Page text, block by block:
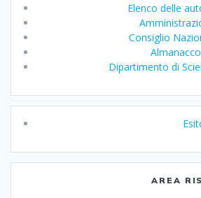
Elenco delle
Consiglio
Dipartimento di
AREA